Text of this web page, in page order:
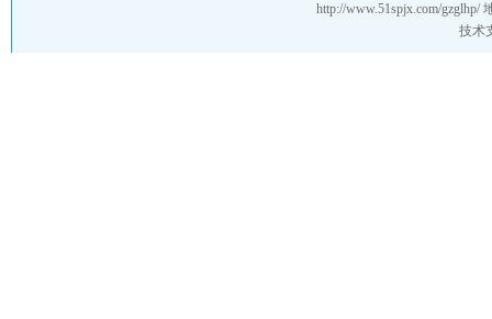
http://www.51spjx.com/gzglhp/
技术